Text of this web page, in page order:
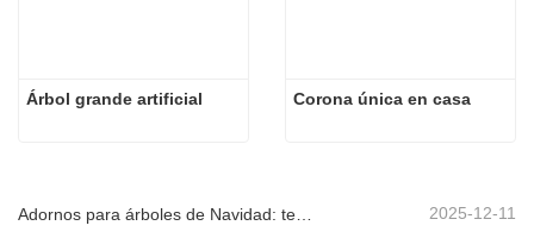
Árbol grande artificial Corona única en casa
2025-12-11